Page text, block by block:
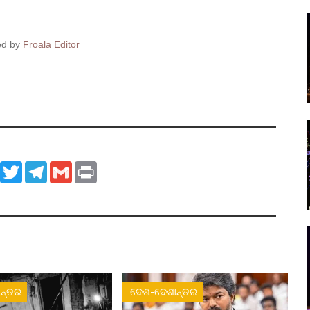
by Froala Editor
TwitterTelegram
Gmail
ଦେଶ-ଦେଶାନ୍ତର